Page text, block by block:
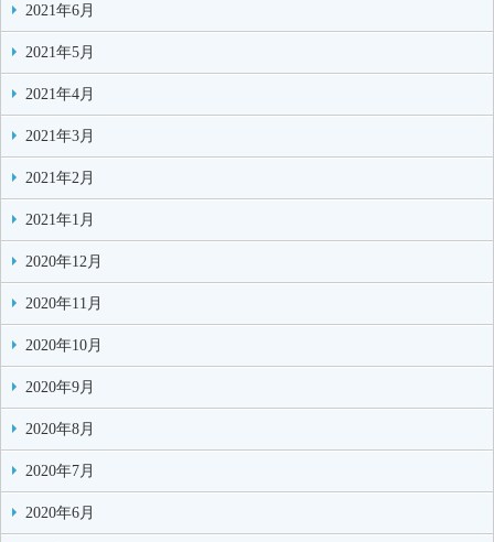
2021年6月
2021年5月
2021年4月
2021年3月
2021年2月
2021年1月
2020年12月
2020年11月
2020年10月
2020年9月
2020年8月
2020年7月
2020年6月